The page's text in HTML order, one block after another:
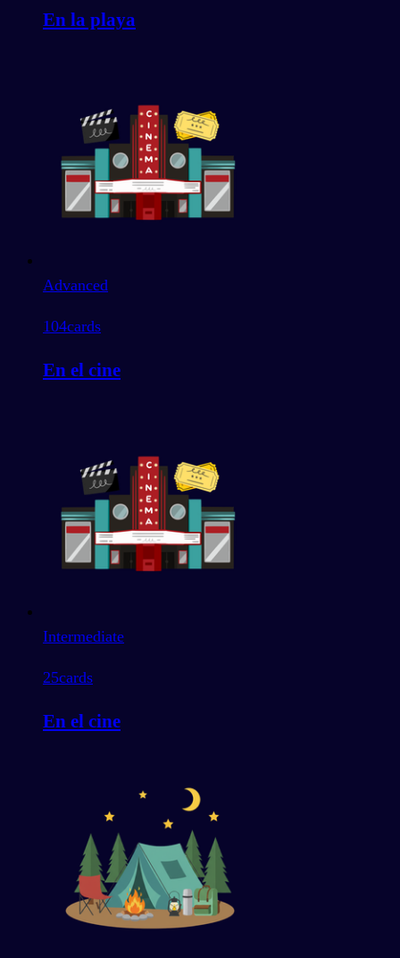
En la playa
Advanced
104cards
En el cine
Intermediate
25cards
En el cine